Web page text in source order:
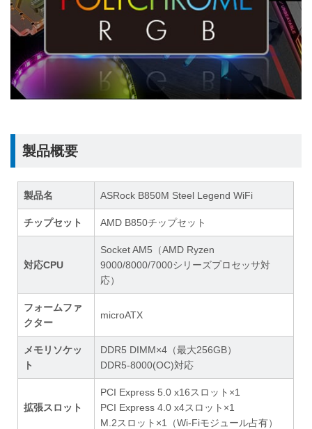
製品概要
製品名 ASRock B850M Steel Legend WiFi
チップセット AMD B850チップセット
対応CPU
Socket AM5（AMD Ryzen
9000/8000/7000シリーズプロセッサ対
応）
フォームファ
クター
microATX
メモリソケッ
ト
DDR5 DIMM×4（最大256GB）
DDR5-8000(OC)対応
拡張スロット
PCI Express 5.0 x16スロット×1
PCI Express 4.0 x4スロット×1
M.2スロット×1（Wi-Fiモジュール占有）